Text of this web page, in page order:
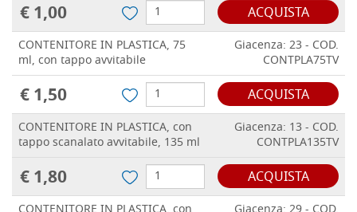
€ 1,00 ACQUISTA
CONTENITORE IN PLASTICA, 75
ml, con tappo avvitabile
Giacenza: 23 - COD.
CONTPLA75TV
€ 1,50 ACQUISTA
CONTENITORE IN PLASTICA, con
tappo scanalato avvitabile, 135 ml
Giacenza: 13 - COD.
CONTPLA135TV
€ 1,80 ACQUISTA